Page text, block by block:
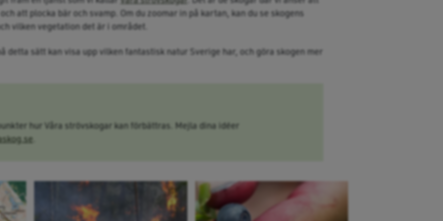
att plocka bär och svamp. Om du zoomar in på kartan, kan du se skogens
vilken vegetation det är i området.
detta sätt kan visa upp vilken fantastisk natur Sverige har, och göra skogen mer
hur Våra strövskogar kan förbättras. Mejla dina idéer